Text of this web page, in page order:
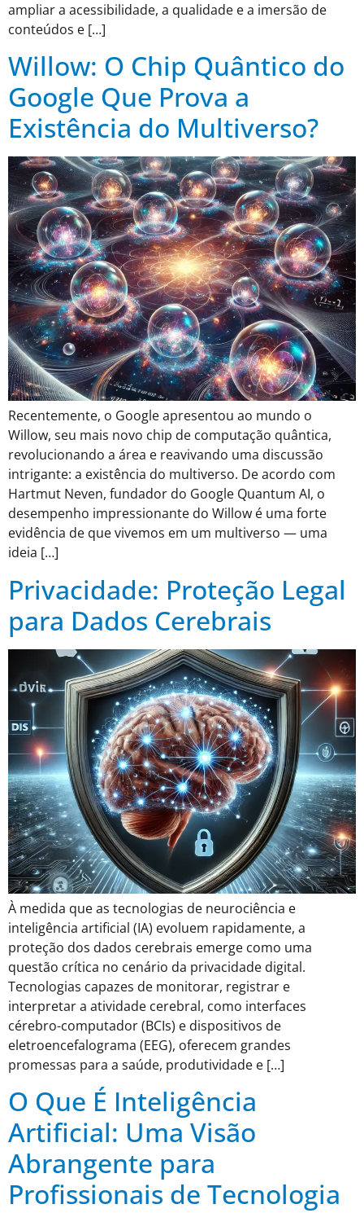
ampliar a acessibilidade, a qualidade e a imersão de
conteúdos e […]
Willow: O Chip Quântico do
Google Que Prova a
Existência do Multiverso?
Recentemente, o Google apresentou ao mundo o
Willow, seu mais novo chip de computação quântica,
revolucionando a área e reavivando uma discussão
intrigante: a existência do multiverso. De acordo com
Hartmut Neven, fundador do Google Quantum AI, o
desempenho impressionante do Willow é uma forte
evidência de que vivemos em um multiverso — uma
ideia […]
Privacidade: Proteção Legal
para Dados Cerebrais
À medida que as tecnologias de neurociência e
inteligência artificial (IA) evoluem rapidamente, a
proteção dos dados cerebrais emerge como uma
questão crítica no cenário da privacidade digital.
Tecnologias capazes de monitorar, registrar e
interpretar a atividade cerebral, como interfaces
cérebro-computador (BCIs) e dispositivos de
eletroencefalograma (EEG), oferecem grandes
promessas para a saúde, produtividade e […]
O Que É Inteligência
Artificial: Uma Visão
Abrangente para
Profissionais de Tecnologia